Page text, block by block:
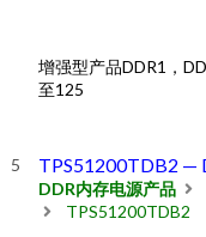
增强型产品DDR1，
至125
TPS51200TDB2 —
DDR内存电源产品
TPS51200TDB2